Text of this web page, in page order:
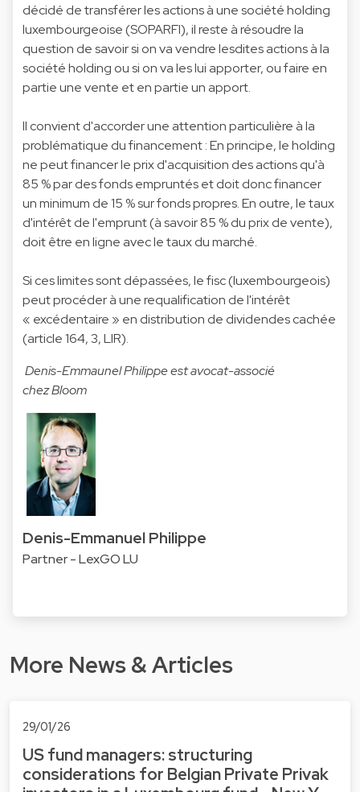
décidé de transférer les actions à une société holding
luxembourgeoise (SOPARFI), il reste à résoudre la
question de savoir si on va vendre lesdites actions à la
société holding ou si on va les lui apporter, ou faire en
partie une vente et en partie un apport.
Il convient d'accorder une attention particulière à la
problématique du financement : En principe, le holding
ne peut financer le prix d'acquisition des actions qu'à
85 % par des fonds empruntés et doit donc financer
un minimum de 15 % sur fonds propres. En outre, le taux
d'intérêt de l'emprunt (à savoir 85 % du prix de vente),
doit être en ligne avec le taux du marché.
Si ces limites sont dépassées, le fisc (luxembourgeois)
peut procéder à une requalification de l'intérêt
« excédentaire » en distribution de dividendes cachée
(article 164, 3, LIR).
Denis-Emmaunel Philippe est avocat-associé
chezBloom
Denis-Emmanuel Philippe
Partner - LexGO LU
More News & Articles
29/01/26
US fund managers: structuring
considerations for Belgian Private Privak